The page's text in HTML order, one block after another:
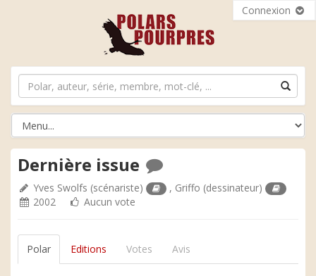
Connexion
Dernière issue
Yves Swolfs (scénariste) , Griffo (dessinateur)
2002
Aucun vote
Polar Editions Votes Avis